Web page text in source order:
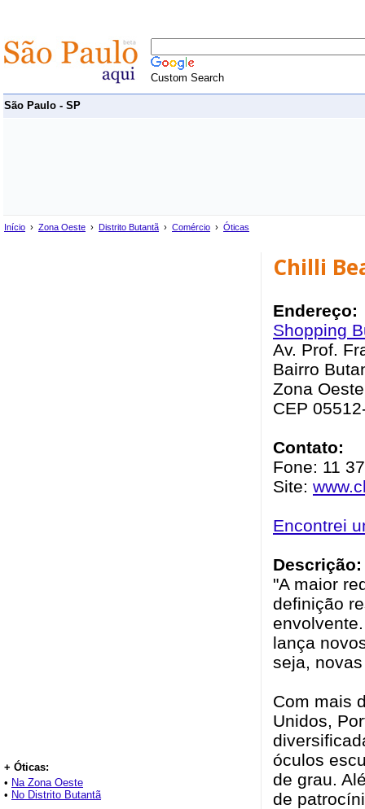
Custom Search
São Paulo - SP
Início › Zona Oeste › Distrito Butantã › Comércio › Óticas
+ Óticas:
• Na Zona Oeste
• No Distrito Butantã
Chilli
Endereço:
Shopping
Av. Prof.
Bairro
Zona
CEP
Contato:
Fone: 11
Site:
Encontrei
Descrição:
"A maior
definição
lança
seja,
Com mais
Unidos,
óculos
de grau.
de